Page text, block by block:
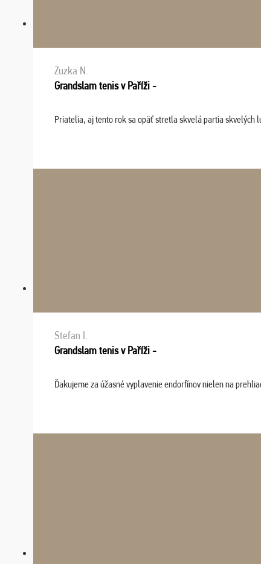
Zuzka N.
Grandslam tenis v Paříži -
Priatelia, aj tento rok sa opäť stretla skvelá partia skvelých
Stefan I.
Grandslam tenis v Paříži -
Ďakujeme za úžasné vyplavenie endorfínov nielen na